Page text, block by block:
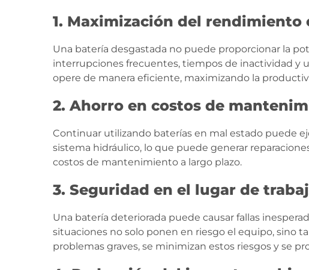
1. Maximización del rendimiento
Una batería desgastada no puede proporcionar la
interrupciones frecuentes, tiempos de inactividad y
opere de manera eficiente, maximizando la
2. Ahorro en costos de
Continuar utilizando baterías en mal estado puede
sistema hidráulico, lo que puede generar
costos de mantenimiento a largo plazo.
3. Seguridad en el lugar de
Una batería deteriorada puede causar fallas
situaciones no solo ponen en riesgo el equipo, sino
problemas graves, se minimizan estos riesgos y se